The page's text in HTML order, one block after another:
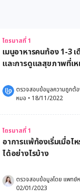
ไตรมาสที่ 1
เมนูอาหารคนท้อง 1-3
และการดูแลสุขภาพที่เห
ตรวจสอบข้อมูลความถูกต้อ
หมอ • 18/11/2022
ไตรมาสที่ 1
อาการแพ้ท้องเริ่มเมื่อไ
ได้อย่างไรบ้าง
ตรวจสอบข้อมูลโดย แพทย์
02/01/2023